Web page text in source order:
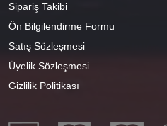
Sipariş Takibi
Ön Bilgilendirme Formu
Satış Sözleşmesi
Üyelik Sözleşmesi
Gizlilik Politikası